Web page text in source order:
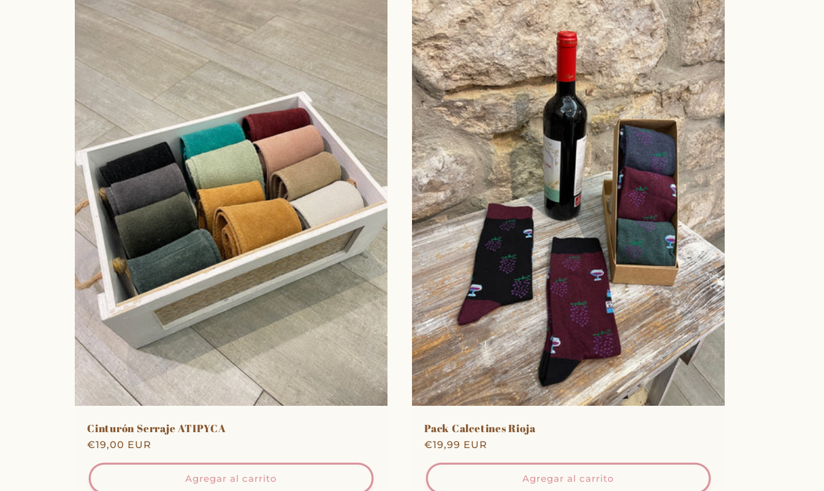
Cinturón Serraje ATIPYCA
Precio
habitual
€19,00 EUR
Agregar al carrito
Pack Calcetines Rioja
Precio
habitual
€19,99 EUR
Agregar al carrito